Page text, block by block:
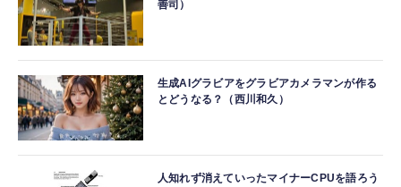
善司）
生成AIグラビアをグラビアカメラマンが作る
とどうなる？（西川和久）
人知れず消えていったマイナーCPUを語ろう